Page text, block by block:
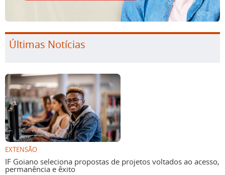
Últimas Notícias
EXTENSÃO
IF Goiano seleciona propostas de projetos voltados ao acesso,
permanência e êxito